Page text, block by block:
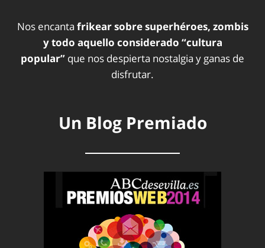
Nos encanta frikear sobre superhéroes, zombis
y todo aquello considerado “cultura
popular” que nos despierta nostalgia y ganas de
disfrutar.
Un Blog Premiado